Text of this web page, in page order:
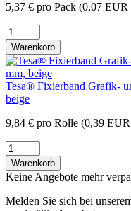
5,37 € pro Pack (0,07 EUR
Warenkorb
Tesa® Fixierband Grafik-
beige
9,84 € pro Rolle (0,39
Warenkorb
Keine Angebote mehr
Melden Sie sich bei